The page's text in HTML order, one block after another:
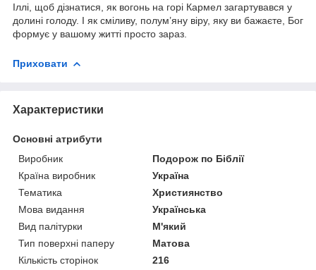
Іллі, щоб дізнатися, як вогонь на горі Кармел загартувався у
долині голоду. І як сміливу, полум’яну віру, яку ви бажаєте, Бог
формує у вашому житті просто зараз.
Приховати
Характеристики
Основні атрибути
Виробник
Подорож по Біблії
Країна виробник
Україна
Тематика
Християнство
Мова видання
Українська
Вид палітурки
М'який
Тип поверхні паперу
Матова
Кількість сторінок
216